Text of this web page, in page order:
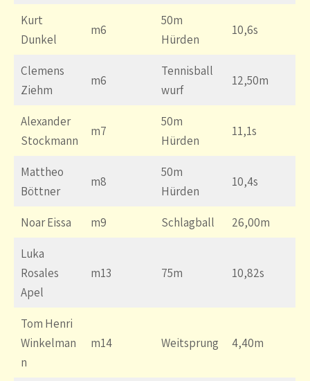
Kurt
Dunkel
m6
50m
Hürden
10,6s
Clemens
Ziehm
m6
Tennisball
wurf
12,50m
Alexander
Stockmann
m7
50m
Hürden
11,1s
Mattheo
Böttner
m8
50m
Hürden
10,4s
Noar Eissa m9 Schlagball 26,00m
Luka
Rosales
Apel
m13 75m 10,82s
Tom Henri
Winkelman
n
m14 Weitsprung 4,40m